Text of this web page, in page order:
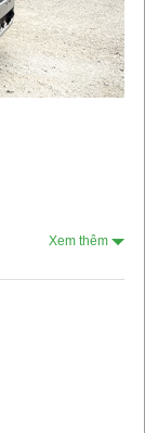
Xem thêm